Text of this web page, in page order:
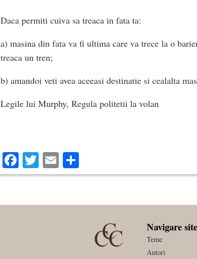
Daca permiti cuiva sa treaca in fata ta:
a) masina din fata va fi ultima care va trece la o
treaca un tren;
b) amandoi veti avea aceeasi destinatie si cealalta
Legile lui Murphy, Regula politetii la volan
Facebook
Twitter
Email
Navigare site
Teme
Autori